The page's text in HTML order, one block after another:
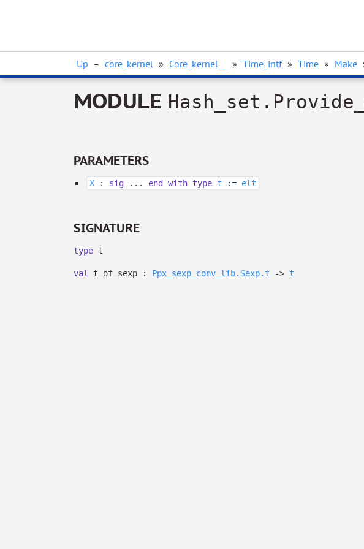
Up – core_kernel » Core_kernel__ » Time_intf » Time » Make
MODULE
PARAMETERS
X : sig ... end with type t := elt
SIGNATURE
type t
val t_of_sexp : Ppx_sexp_conv_lib.Sexp.t -> t